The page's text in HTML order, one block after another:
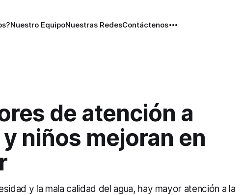
Nuestro EquipoNuestras RedesContáctenos
de atención a
niños mejoran en
y la mala calidad del agua, hay mayor atención a la